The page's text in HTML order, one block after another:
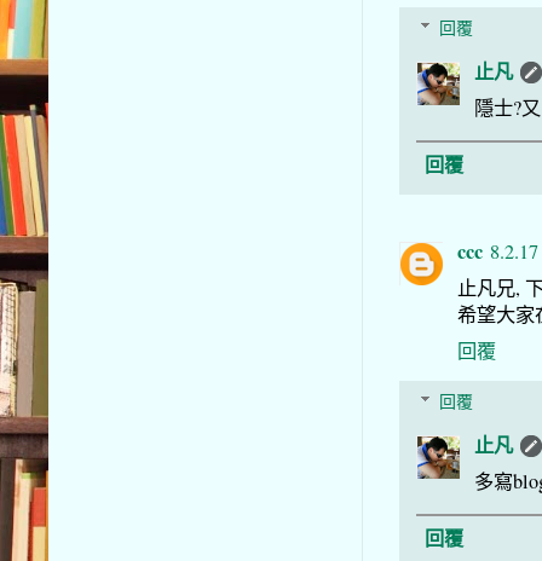
回覆
止凡
隱士?
回覆
ccc 8.2.17
止凡兄,
希望大家
回覆
回覆
止凡
多寫
回覆